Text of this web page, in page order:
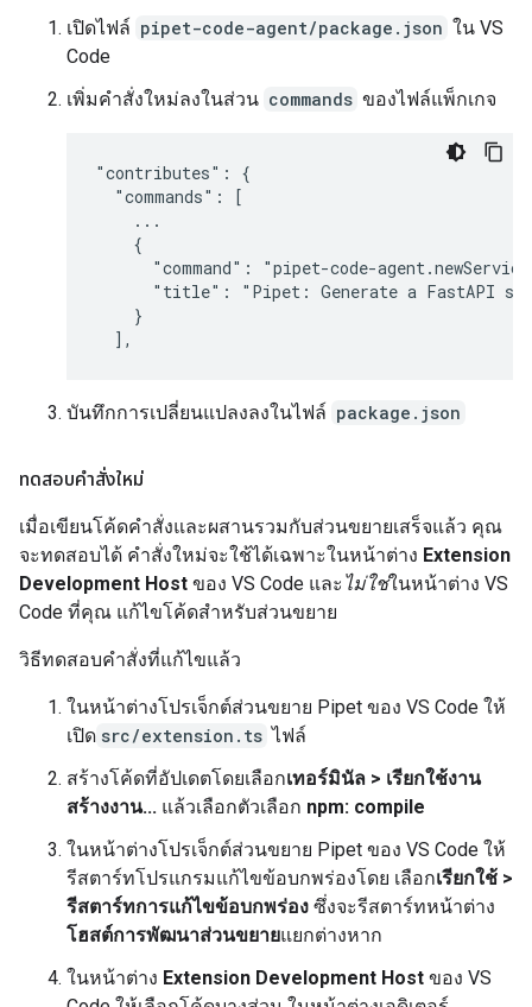
เปิดไฟล์ pipet-code-agent/package.json ใน VS
Code
เพิ่มคำสั่งใหม่ลงในส่วน commands ของไฟล์แพ็กเกจ
"contributes": {
  "commands": [
    ...
    {
"command": "pipet-code-
"title": "Pipet: Generate a FastAPI
    }
บันทึกการเปลี่ยนแปลงลงในไฟล์ package.json
ทดสอบคำสั่งใหม่
เมื่อเขียนโค้ดคำสั่งและผสานรวมกับส่วนขยายเสร็จแล้ว คุณ
จะทดสอบได้ คำสั่งใหม่จะใช้ได้เฉพาะในหน้าต่าง Extension
Development Host ของ VS Code และ ไม่ใช่ในหน้าต่าง VS
Code ที่คุณ แก้ไขโค้ดสำหรับส่วนขยาย
วิธีทดสอบคำสั่งที่แก้ไขแล้ว
ในหน้าต่างโปรเจ็กต์ส่วนขยาย Pipet ของ VS Code ให้
เปิด src/extension.ts ไฟล์
สร้างโค้ดที่อัปเดตโดยเลือกเทอร์มินัล > เรียกใช้งาน
สร้างงาน... แล้วเลือกตัวเลือก npm: compile
ในหน้าต่างโปรเจ็กต์ส่วนขยาย Pipet ของ VS Code ให้
รีสตาร์ทโปรแกรมแก้ไขข้อบกพร่องโดย เลือกเรียกใช้ >
รีสตาร์ทการแก้ไขข้อบกพร่อง ซึ่งจะรีสตาร์ทหน้าต่าง
โฮสต์การพัฒนาส่วนขยายแยกต่างหาก
ในหน้าต่าง Extension Development Host ของ VS